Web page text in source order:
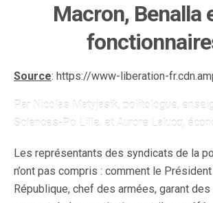
Macron, Benalla
Source: https://www-liberation-
Par Nicolas Matyjasik, politologue,
Sciences-Po Lille. et Aurore Lalucq,
L’affaire traduit en fait la
qu’a le Président de l’Etat et
Les représentants des syndicats de la
n’ont pas compris : comment le
République, chef des armées, garant